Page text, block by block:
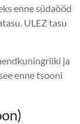
enne südaööd
ULEZ tasu
ja
enne tsooni